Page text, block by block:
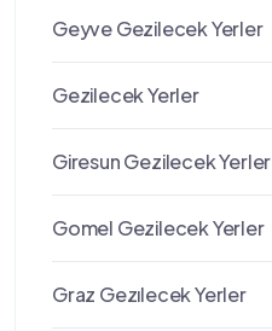
Geyve Gezilecek Yerler
Gezilecek Yerler
Giresun Gezilecek Yerler
Gomel Gezilecek Yerler
Graz Gezılecek Yerler